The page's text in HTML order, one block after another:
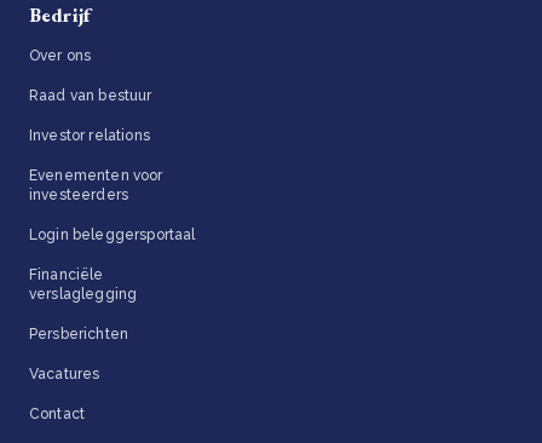
Bedrijf
Over ons
Raad van bestuur
Investor relations
Evenementen voor
investeerders
Login beleggersportaal
Financiële
verslaglegging
Persberichten
Vacatures
Contact